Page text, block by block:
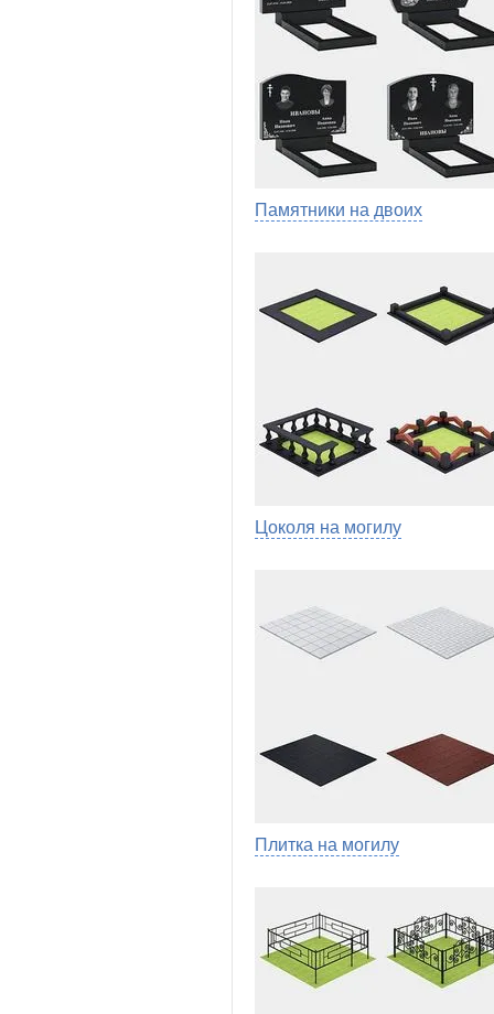
Памятники на двоих
Цоколя на могилу
Плитка на могилу